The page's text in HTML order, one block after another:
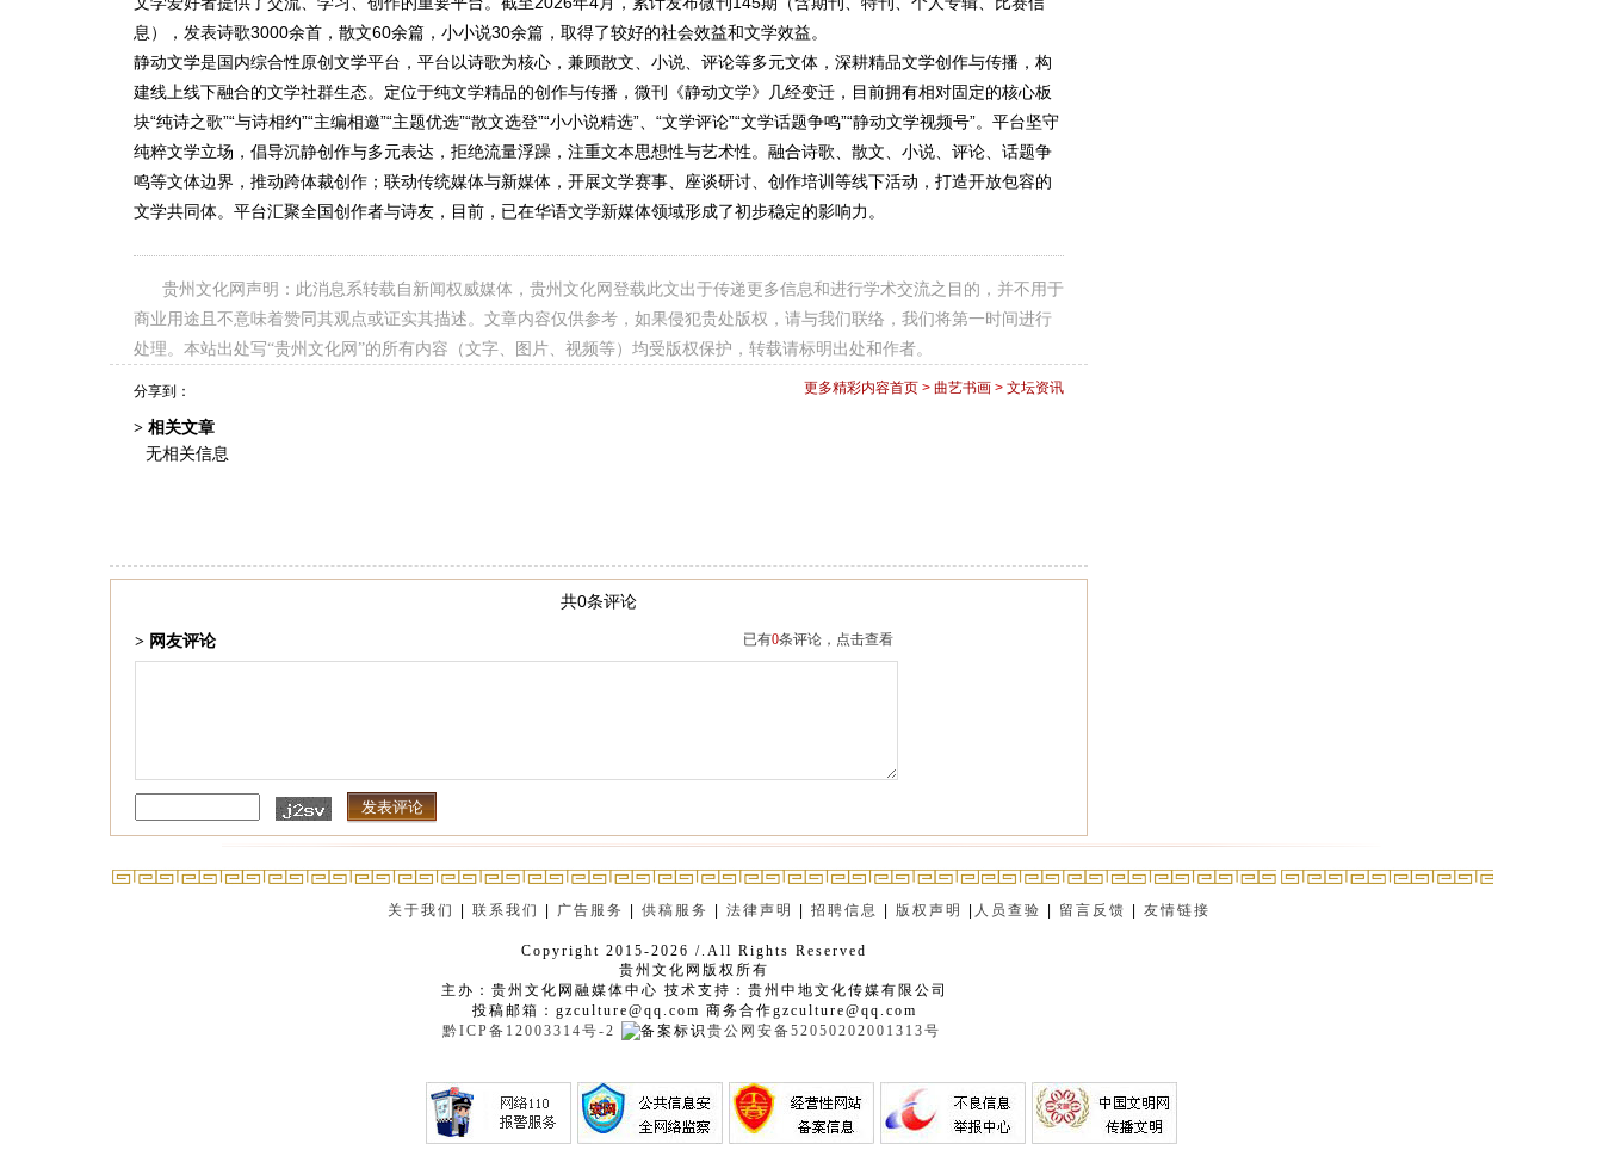
息），发表诗歌3000余首，散文60余篇，小小说30余篇，取得了较好的社会效益和文学效益。
静动文学是国内综合性原创文学平台，平台以诗歌为核心，兼顾散文、小说、评论等多元文体，深耕精品文学创作与传播，构
建线上线下融合的文学社群生态。定位于纯文学精品的创作与传播，微刊《静动文学》几经变迁，目前拥有相对固定的核心板
块“纯诗之歌”“与诗相约”“主编相邀”“主题优选”“散文选登”“小小说精选”、“文学评论”“文学话题争鸣”“静动文学视频号”。平台坚守
纯粹文学立场，倡导沉静创作与多元表达，拒绝流量浮躁，注重文本思想性与艺术性。融合诗歌、散文、小说、评论、话题争
鸣等文体边界，推动跨体裁创作；联动传统媒体与新媒体，开展文学赛事、座谈研讨、创作培训等线下活动，打造开放包容的
文学共同体。平台汇聚全国创作者与诗友，目前，已在华语文学新媒体领域形成了初步稳定的影响力。
贵州文化网声明：此消息系转载自新闻权威媒体，贵州文化网登载此文出于传递更多信息和进行学术交流之目的，并不用于
商业用途且不意味着赞同其观点或证实其描述。文章内容仅供参考，如果侵犯贵处版权，请与我们联络，我们将第一时间进行
处理。本站出处写“贵州文化网”的所有内容（文字、图片、视频等）均受版权保护，转载请标明出处和作者。
分享到： 更多精彩内容首页 > 曲艺书画 > 文坛资讯
> 相关文章
无相关信息
共0条评论
> 网友评论 已有0条评论，点击查看
关于我们 联系我们 广告服务 供稿服务 法律声明 招聘信息 版权声明 人员查验 留言反馈 友情链接
Copyright 2015-2026 /.All Rights Reserved
贵州文化网版权所有
主办：贵州文化网融媒体中心 技术支持：贵州中地文化传媒有限公司
投稿邮箱：gzculture@qq.com 商务合作gzculture@qq.com
黔ICP备12003314号-2
贵公网安备52050202001313号